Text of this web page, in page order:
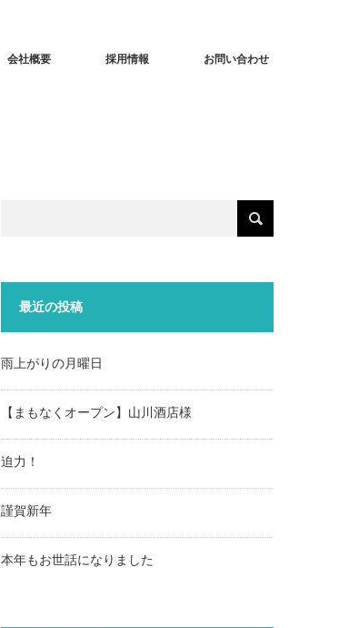
会社概要 採用情報 お問い合わせ
最近の投稿
雨上がりの月曜日
【まもなくオープン】山川酒店様
迫力！
謹賀新年
本年もお世話になりました